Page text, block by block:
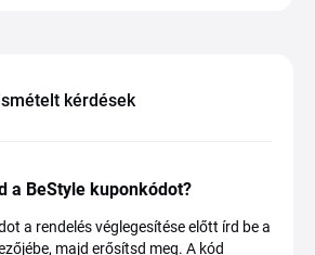
kérdések
a BeStyle kuponkódot?
a rendelés véglegesítése előtt írd be a
majd erősítsd meg. A kód